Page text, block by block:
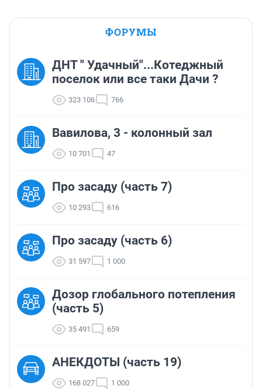
ФОРУМЫ
ДНТ " Удачный"...Котеджный
поселок или все таки Дачи ?
323 106 766
Вавилова, 3 - колонный зал
10 701 47
Про засаду (часть 7)
10 293 616
Про засаду (часть 6)
31 597 1 000
Дозор глобального потепления
(часть 5)
35 491 659
АНЕКДОТЫ (часть 19)
168 027 1 000